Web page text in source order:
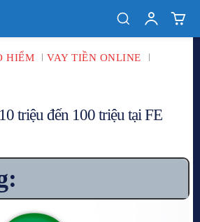
HIỂM
VAY TIỀN ONLINE
triệu đến 100 triệu tại FE